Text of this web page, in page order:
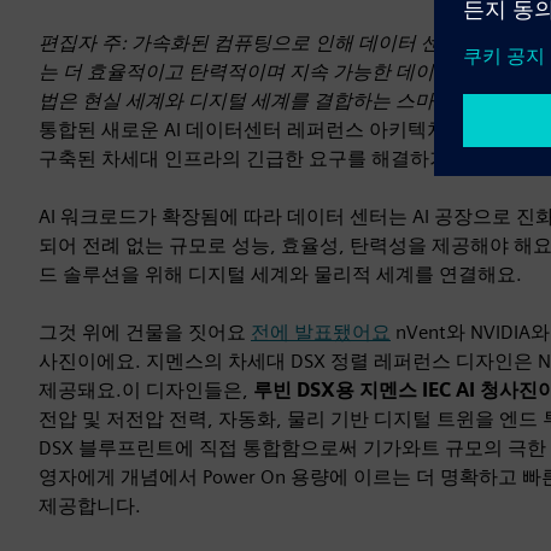
편집자 주: 가속화된 컴퓨팅으로 인해 데이터 센터 규모, 밀
는 더 효율적이고 탄력적이며 지속 가능한 데이터 센터를
법은 현실 세계와 디지털 세계를 결합하는 스마트 기술이에
통합된 새로운 AI 데이터센터 레퍼런스 아키텍처 세트를 발
구축된 차세대 인프라의 긴급한 요구를 해결하기 위해서요.
AI 워크로드가 확장됨에 따라 데이터 센터는 AI 공장으로
되어 전례 없는 규모로 성능, 효율성, 탄력성을 제공해야 해
드 솔루션을 위해 디지털 세계와 물리적 세계를 연결해요.
그것 위에 건물을 짓어요 전에 발표됐어요 nVent와 NVIDIA
사진이에요. 지멘스의 차세대 DSX 정렬 레퍼런스 디자인은
제공돼요.이 디자인들은, 루빈 DSX용 지멘스 IEC AI 청사진
전압 및 저전압 전력, 자동화, 물리 기반 디지털 트윈을 엔
DSX 블루프린트에 직접 통합함으로써 기가와트 규모의 극
영자에게 개념에서 Power On 용량에 이르는 더 명확하고
제공합니다.